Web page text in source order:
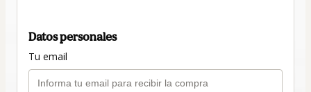
Datos personales
Tu email